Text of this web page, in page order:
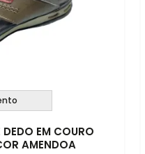
EM COURO
AMENDOA